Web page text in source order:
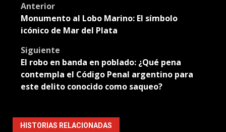
Post
navigation
Anterior
Monumento al Lobo Marino: El símbolo
icónico de Mar del Plata
Siguiente
El robo en banda en poblado: ¿Qué pena
contempla el Código Penal argentino para
este delito conocido como saqueo?
HISTORIAS RELACIONADAS